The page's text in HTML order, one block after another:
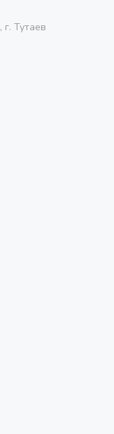
, г. Тутаев